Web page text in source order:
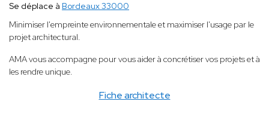
Fiche architecte
Se déplace à Bordeaux 33000
Minimiser l'empreinte environnementale et maximiser l'usage par le
projet architectural.
AMA vous accompagne pour vous aider à concrétiser vos projets et à
les rendre unique.